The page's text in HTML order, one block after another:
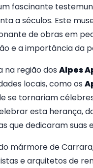
fascinante
a séculos. Este
de obras em
e a importância da
na região dos Alpes
locais, como os
se tornariam
esta herança,
que dedicaram suas
mármore de
e arquitetos de